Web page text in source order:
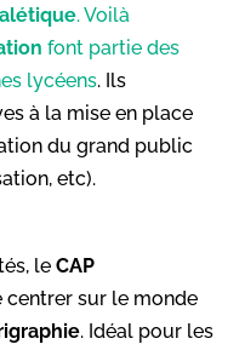
. Voilà
font partie des
lycéens. Ils
à la mise en place
du grand public
etc).
le CAP
centrer sur le monde
. Idéal pour les